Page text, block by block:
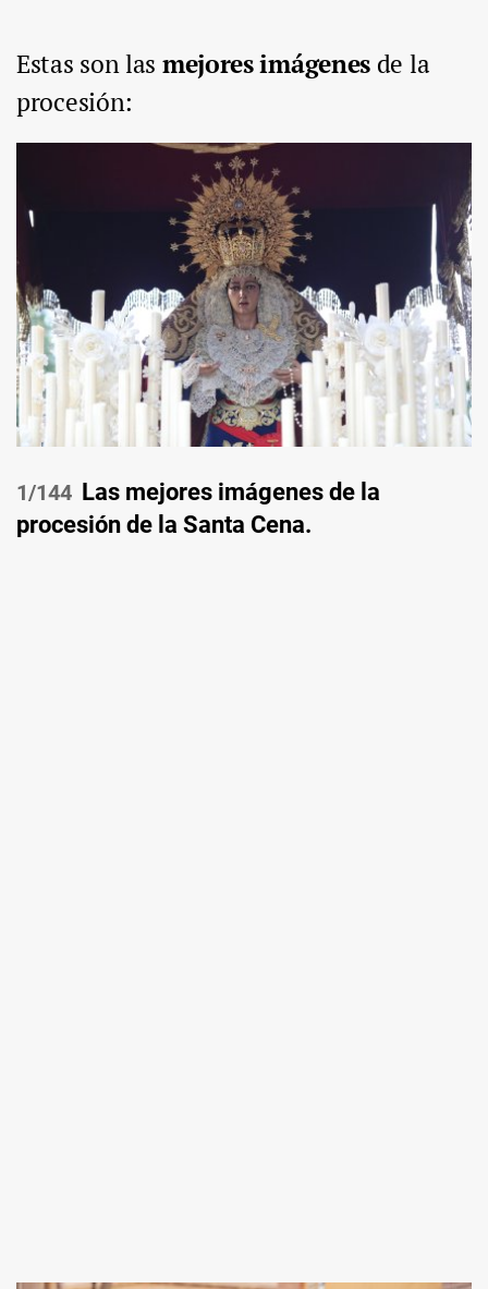
Estas son las mejores imágenes de la
procesión:
/144 Las mejores imágenes de la
procesión de la Santa Cena.